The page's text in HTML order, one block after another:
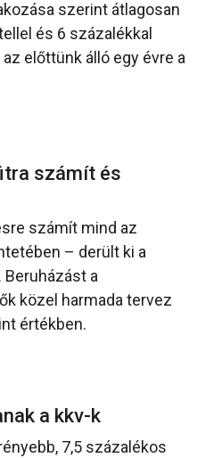
szerint átlagosan
és 6 százalékkal
előttünk álló egy évre a
számít és
számít mind az
– derült ki a
Beruházást a
közel harmada tervez
értékben.
a kkv-k
7,5 százalékos